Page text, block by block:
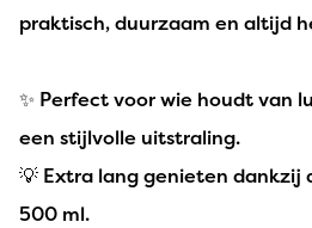
praktisch, duurzaam en altijd
✨ Perfect voor wie houdt van
een stijlvolle uitstraling.
💡 Extra lang genieten dankzij
500 ml.